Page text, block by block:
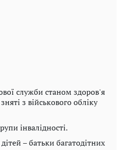
служби станом здоров'я
з військового обліку
інвалідності.
– батьки багатодітних